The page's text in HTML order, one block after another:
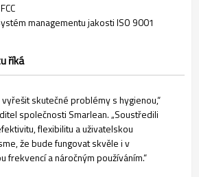
managementu jakosti ISO 9001
říká
skutečné problémy s hygienou,“
společnosti Smarlean. „Soustředili
flexibilitu a uživatelskou
že bude fungovat skvěle i v
frekvencí a náročným používáním.“